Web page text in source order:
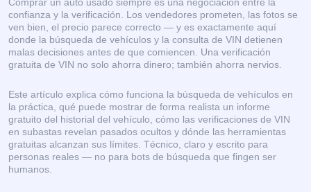
confianza y la verificación. Los vendedores prometen, las fotos se
ven bien, el precio parece correcto — y es exactamente aquí
donde la búsqueda de vehículos y la consulta de VIN detienen
malas decisiones antes de que comiencen. Una verificación
gratuita de VIN no solo ahorra dinero; también ahorra nervios.
Este artículo explica cómo funciona la búsqueda de vehículos en
la práctica, qué puede mostrar de forma realista un informe
gratuito del historial del vehículo, cómo las verificaciones de VIN
en subastas revelan pasados ocultos y dónde las herramientas
gratuitas alcanzan sus límites. Técnico, claro y escrito para
personas reales — no para bots de búsqueda que fingen ser
humanos.